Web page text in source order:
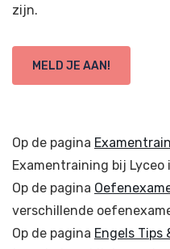
zijn.
MELD JE AAN!
Op de pagina
Examentraining bij Lyceo
Op de pagina
verschillende
Op de pagina Engels Tips